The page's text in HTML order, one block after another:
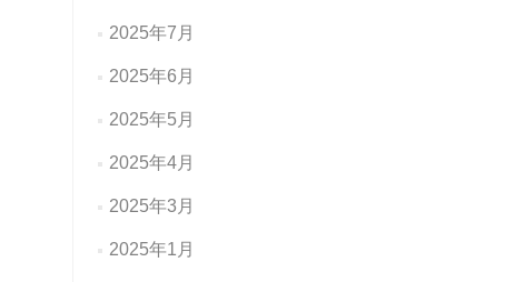
2025年7月
2025年6月
2025年5月
2025年4月
2025年3月
2025年1月